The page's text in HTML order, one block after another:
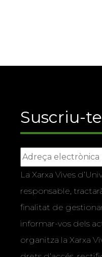
Suscriu-te
La Xarxa Vives
responsable,
finalitat de
informar-vos dels
organitza la Xarxa